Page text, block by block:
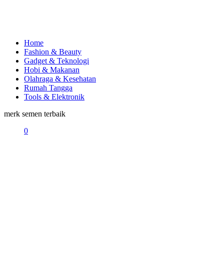
Home
Fashion & Beauty
Gadget & Teknologi
Hobi & Makanan
Olahraga & Kesehatan
Rumah Tangga
Tools & Elektronik
merk semen terbaik
0